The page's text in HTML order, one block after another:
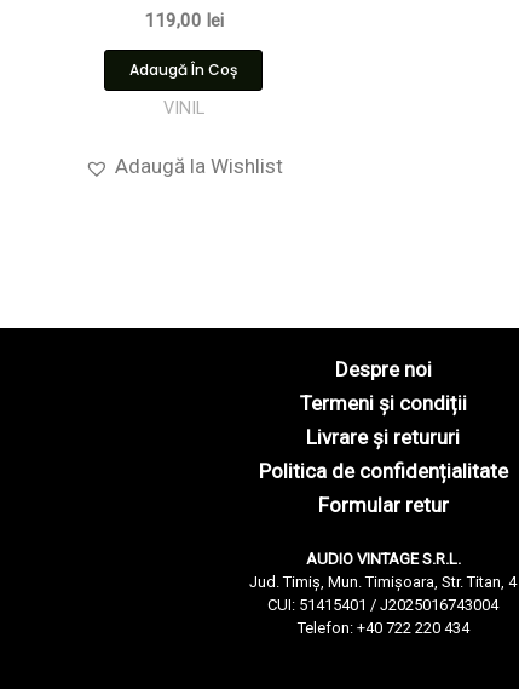
119,00 lei
Adaugă În Coș
VINIL
Adaugă la Wishlist
Despre noi
Termeni și condiții
Livrare și retururi
Politica de confidențialitate
Formular retur
AUDIO VINTAGE S.R.L.
Jud. Timiș, Mun. Timișoara, Str. Titan, 4
CUI: 51415401 / J2025016743004
Telefon: +40 722 220 434